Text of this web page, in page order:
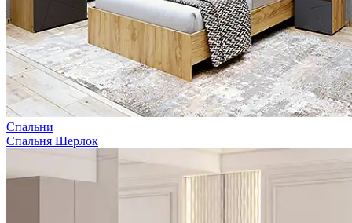
Спальни
Спальня Шерлок